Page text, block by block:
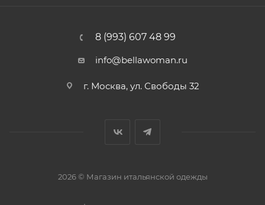
8 (993) 607 48 99
info@bellawoman.ru
г. Москва, ул. Свободы 32
2026 © Магазин итальянской одежды